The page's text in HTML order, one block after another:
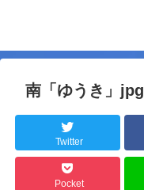
南「ゆうき」jpg
Twitter
Pocket